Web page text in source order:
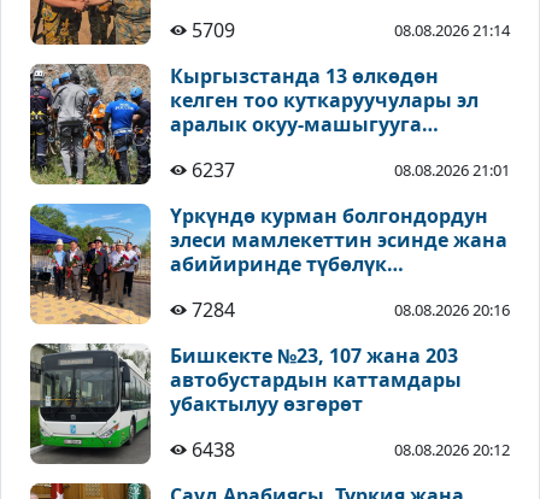
5709
08.08.2026 21:14
Кыргызстанда 13 өлкөдөн
келген тоо куткаруучулары эл
аралык окуу-машыгууга
6237
08.08.2026 21:01
Үркүндө курман болгондордун
элеси мамлекеттин эсинде жана
абийиринде түбөлүк
7284
08.08.2026 20:16
Бишкекте №23, 107 жана 203
автобустардын каттамдары
убактылуу өзгөрөт
6438
08.08.2026 20:12